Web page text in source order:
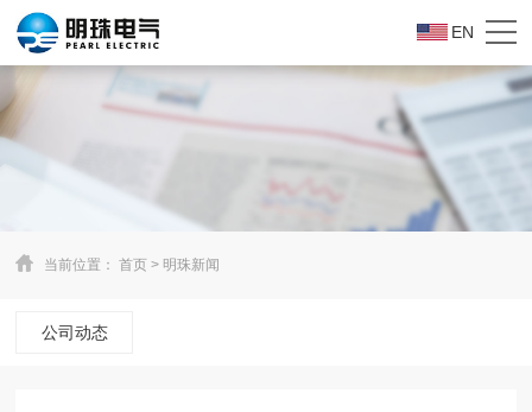
EN
当前位置：首页 > 明珠新闻
公司动态